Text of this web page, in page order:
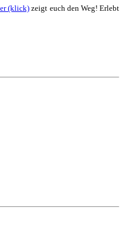
(klick) zeigt euch den Weg! Erlebt